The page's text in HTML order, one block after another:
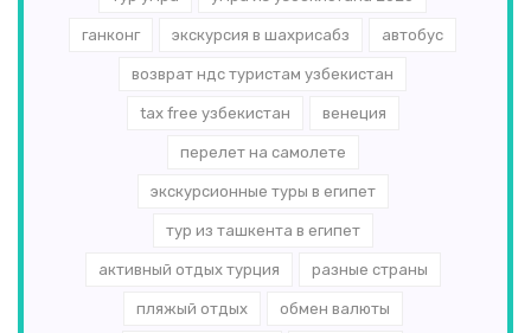
ганконг экскурсия в шахрисабз автобус
возврат ндс туристам узбекистан
tax free узбекистан венеция
перелет на самолете
экскурсионные туры в египет
тур из ташкента в египет
активный отдых турция разные страны
пляжый отдых обмен валюты